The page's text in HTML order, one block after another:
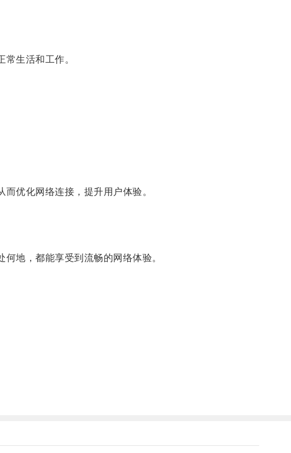
生活和工作。
优化网络连接，提升用户体验。
地，都能享受到流畅的网络体验。